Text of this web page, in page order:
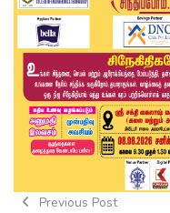
Previous Post